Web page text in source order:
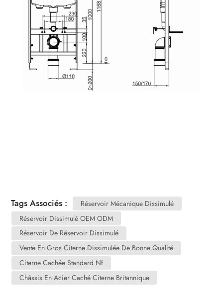
Tags Associés :
Réservoir Mécanique Dissimulé
Réservoir Dissimulé OEM ODM
Réservoir De Réservoir Dissimulé
Vente En Gros Citerne Dissimulée De Bonne Qualité
Citerne Cachée Standard Nf
Châssis En Acier Caché Citerne Britannique